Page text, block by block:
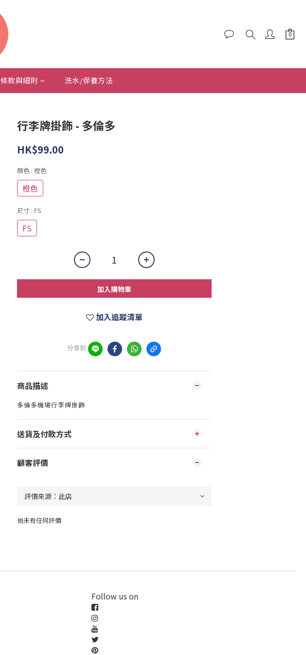
條款與細則 洗水/保養方法
行李牌掛飾 - 多倫多
HK$99.00
顏色 : 橙色
橙色
尺寸 : FS
FS
加入購物車
加入追蹤清單
分享到
商品描述
多倫多機場行李牌掛飾
送貨及付款方式
顧客評價
尚未有任何評價
Follow us on